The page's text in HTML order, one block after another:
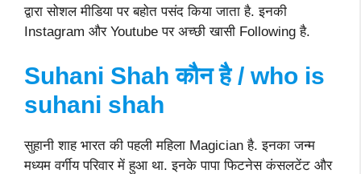
द्वारा सोशल मीडिया पर बहोत पसंद किया जाता है. इनकी
Instagram और Youtube पर अच्छी खासी Following है.
Suhani Shah कौन है/ who is
suhani shah
सुहानी शाह भारत की पहली महिला Magician है. इनका जन्म
मध्यम वर्गीय परिवार में हुआ था. इनके पापा फिटनेस कंसलटेंट और